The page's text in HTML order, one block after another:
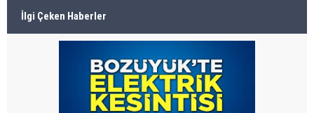
İlgi Çeken Haberler